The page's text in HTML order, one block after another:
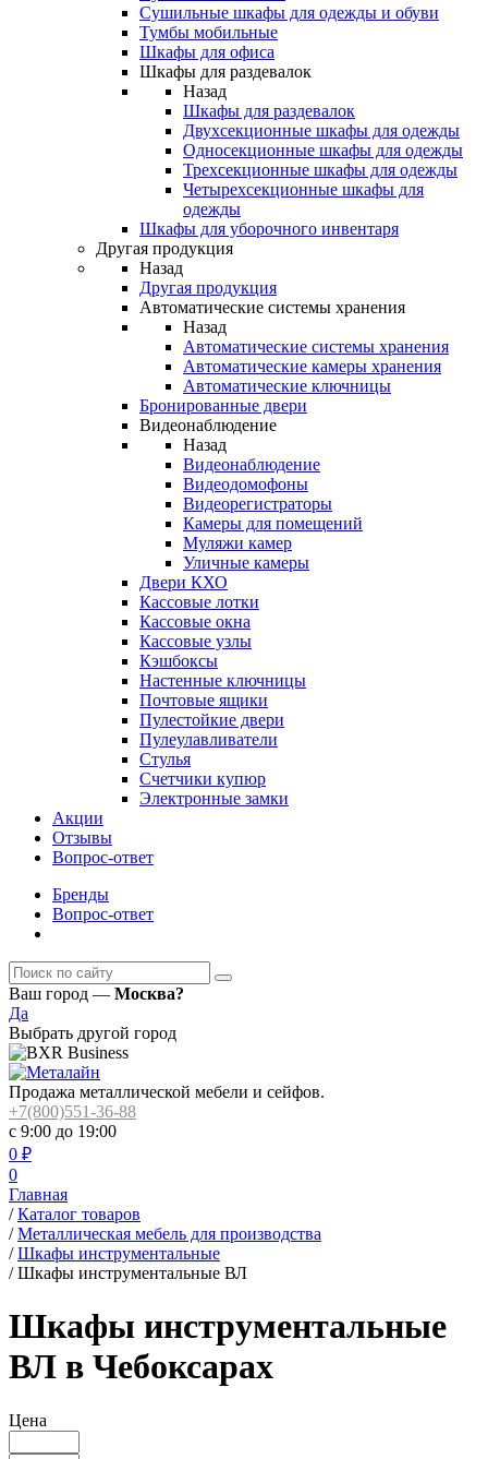
Сушильные шкафы для одежды и обуви
Тумбы мобильные
Шкафы для офиса
Шкафы для раздевалок
Назад
Шкафы для раздевалок
Двухсекционные шкафы для одежды
Односекционные шкафы для одежды
Трехсекционные шкафы для одежды
Четырехсекционные шкафы для
одежды
Шкафы для уборочного инвентаря
Другая продукция
Назад
Другая продукция
Автоматические системы хранения
Назад
Автоматические системы хранения
Автоматические камеры хранения
Автоматические ключницы
Бронированные двери
Видеонаблюдение
Назад
Видеонаблюдение
Видеодомофоны
Видеорегистраторы
Камеры для помещений
Муляжи камер
Уличные камеры
Двери КХО
Кассовые лотки
Кассовые окна
Кассовые узлы
Кэшбоксы
Настенные ключницы
Почтовые ящики
Пулестойкие двери
Пулеулавливатели
Стулья
Счетчики купюр
Электронные замки
Акции
Отзывы
Вопрос-ответ
Бренды
Вопрос-ответ
Ваш город — Москва?
Да
Выбрать другой город
Продажа металлической мебели и сейфов.
+7(800)551-36-88
с 9:00 до 19:00
0 ₽
0
Главная
/ Каталог товаров
/ Металлическая мебель для производства
/ Шкафы инструментальные
/ Шкафы инструментальные ВЛ
Шкафы инструментальные
ВЛ в Чебоксарах
Цена